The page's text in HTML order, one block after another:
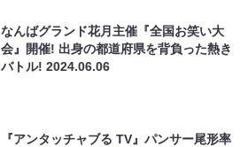
なんばグランド花月主催『全国お笑い大
会』開催! 出身の都道府県を背負った熱き
バトル!2024.06.06
『アンタッチャブる TV』パンサー尾形率